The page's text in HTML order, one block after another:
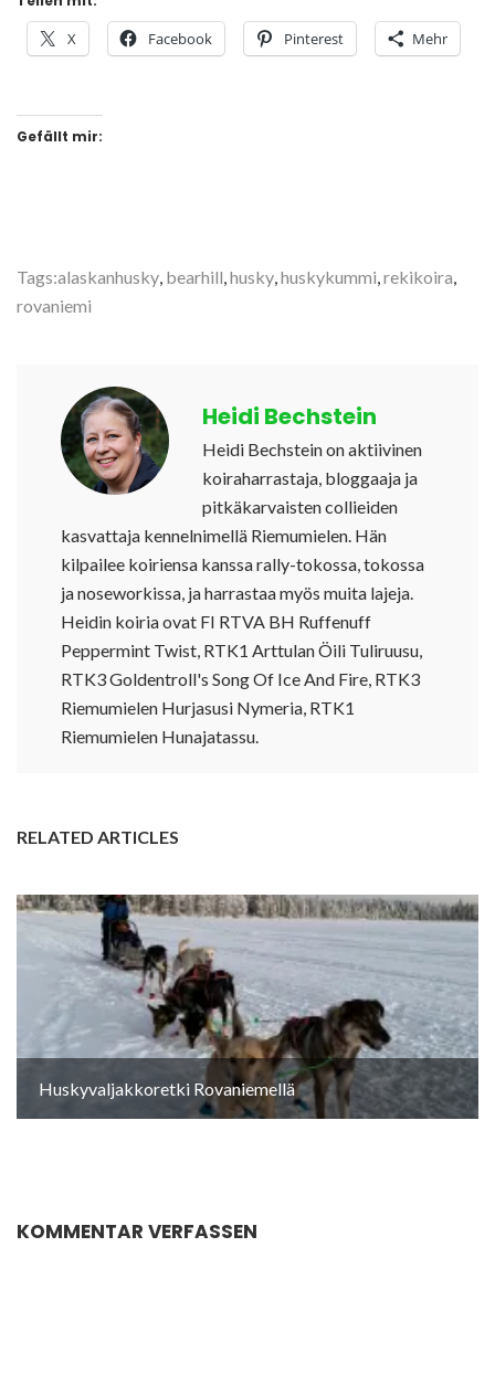
X Facebook Pinterest Mehr
Gefällt mir:
Tags:alaskanhusky, bearhill,husky,huskykummi,rekikoira,
rovaniemi
Heidi Bechstein
Heidi Bechstein on aktiivinen
koiraharrastaja, bloggaaja ja
pitkäkarvaisten collieiden
kasvattaja kennelnimellä Riemumielen. Hän
kilpailee koiriensa kanssa rally-tokossa, tokossa
ja noseworkissa, ja harrastaa myös muita lajeja.
Heidin koiria ovat FI RTVA BH Ruffenuff
Peppermint Twist, RTK1 Arttulan Öili Tuliruusu,
RTK3 Goldentroll's Song Of Ice And Fire, RTK3
Riemumielen Hurjasusi Nymeria, RTK1
Riemumielen Hunajatassu.
RELATED ARTICLES
Huskyvaljakkoretki Rovaniemellä
KOMMENTAR VERFASSEN